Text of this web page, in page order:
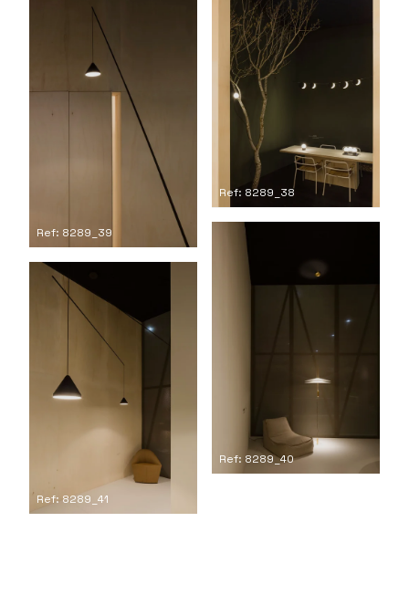
Ref: 8289_38
Ref: 8289_39
Ref: 8289_40
Ref: 8289_41